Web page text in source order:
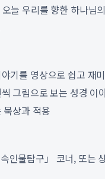
늘 우리를 향한 하나
기를 영상으로 쉽고 재
그림으로 보는 성경 이
상과 적용
인물탐구」 코너, 또는